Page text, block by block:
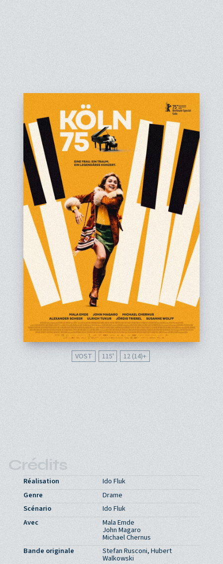
VOST 115' 12 (14)
Crédits
Réalisation
Ido Fluk
Genre
Drame
Scénario
Ido Fluk
Avec
Mala Emde
John Magaro
Michael Chernus
Bande originale
Stefan Rusconi, Hubert
Walkowski